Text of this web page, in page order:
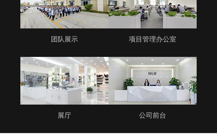
团队展示 项目管理办公室
展厅 公司前台